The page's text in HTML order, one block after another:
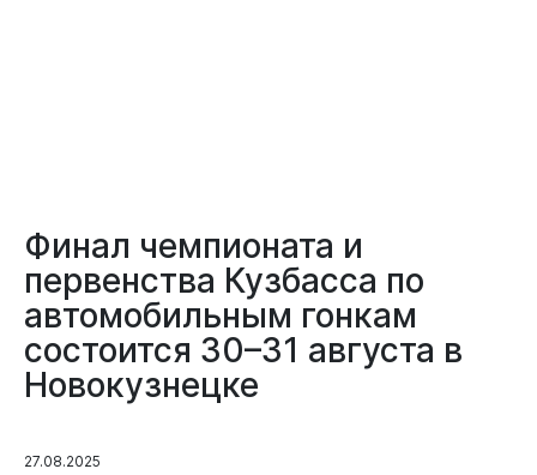
Виртуальнаяприемная
Финал чемпионата и
первенства Кузбасса по
автомобильным гонкам
состоится 30–31 августа в
Новокузнецке
27.08.2025